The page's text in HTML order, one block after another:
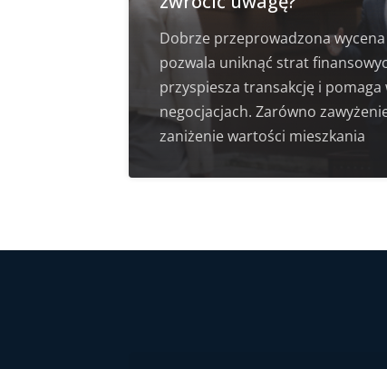
Dobrze przeprowadzona wycena
pozwala uniknąć strat
przyspiesza transakcję i pomaga
negocjacjach. Zarówno
zaniżenie wartości mieszkania